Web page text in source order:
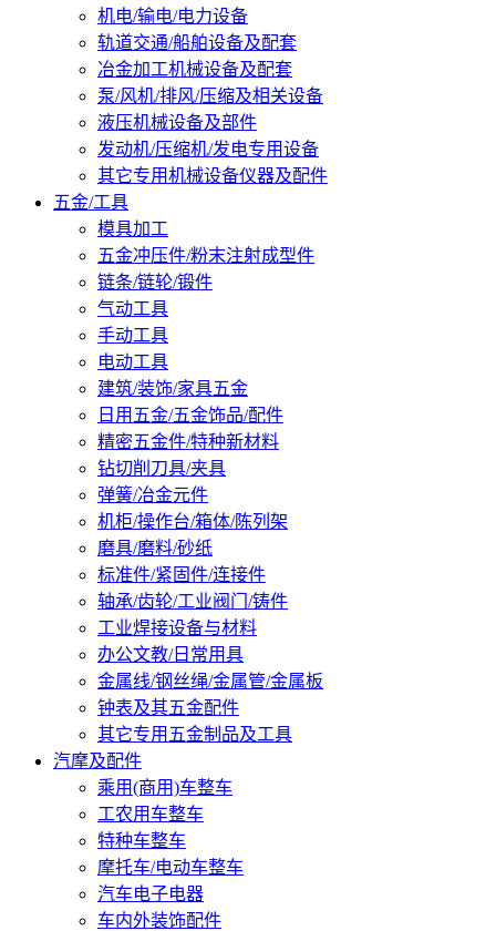
机电/输电/电力设备
轨道交通/船舶设备及配套
冶金加工机械设备及配套
泵/风机/排风/压缩及相关设备
液压机械设备及部件
发动机/压缩机/发电专用设备
其它专用机械设备仪器及配件
五金/工具
模具加工
五金冲压件/粉末注射成型件
链条/链轮/锻件
气动工具
手动工具
电动工具
建筑/装饰/家具五金
日用五金/五金饰品/配件
精密五金件/特种新材料
钻切削刀具/夹具
弹簧/冶金元件
机柜/操作台/箱体/陈列架
磨具/磨料/砂纸
标准件/紧固件/连接件
轴承/齿轮/工业阀门/铸件
工业焊接设备与材料
办公文教/日常用具
金属线/钢丝绳/金属管/金属板
钟表及其五金配件
其它专用五金制品及工具
汽摩及配件
乘用(商用)车整车
工农用车整车
特种车整车
摩托车/电动车整车
汽车电子电器
车内外装饰配件